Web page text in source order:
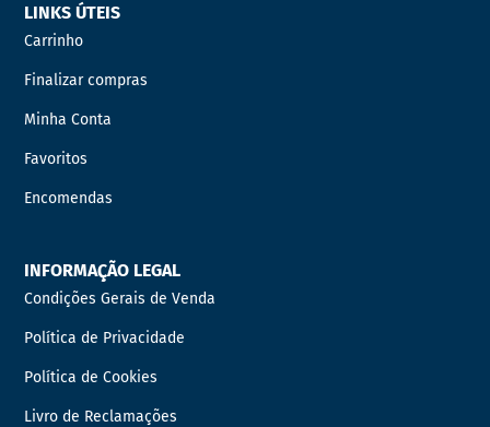
LINKS ÚTEIS
Carrinho
Finalizar compras
Minha Conta
Favoritos
Encomendas
INFORMAÇÃO LEGAL
Condições Gerais de Venda
Política de Privacidade
Política de Cookies
Livro de Reclamações